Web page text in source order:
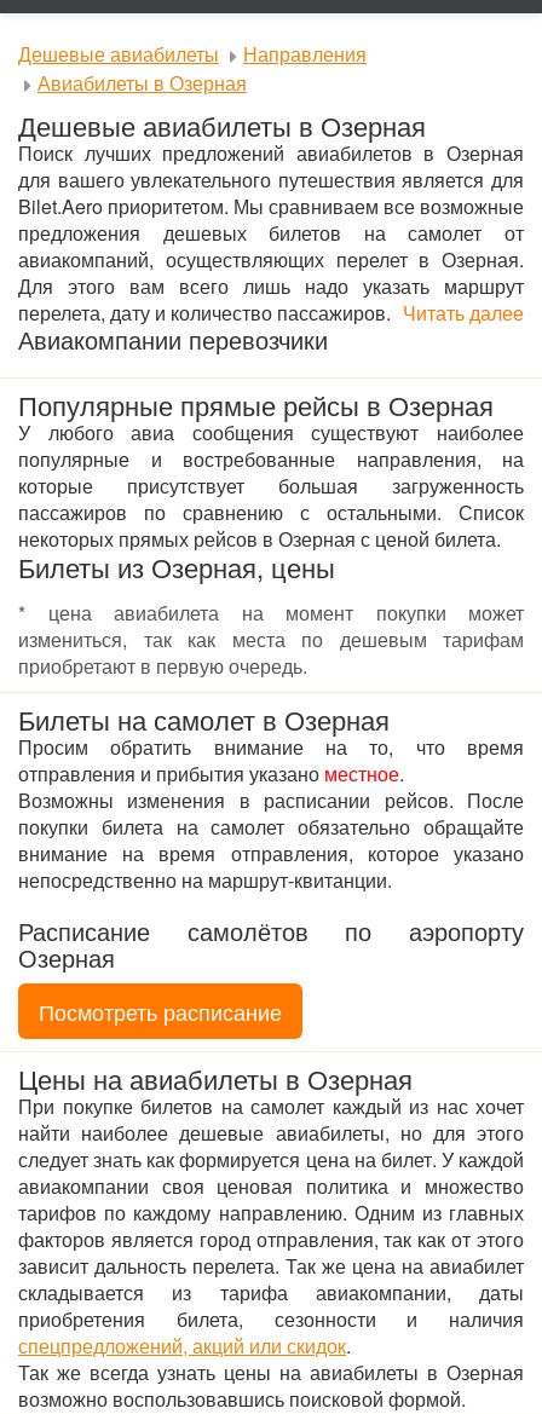
Дешевые авиабилеты
Направления
Авиабилеты в Озерная
Дешевые авиабилеты в Озерная
Поиск лучших предложений авиабилетов в Озерная
для вашего увлекательного путешествия является для
Bilet.Aero приоритетом. Мы сравниваем все возможные
предложения дешевых билетов на самолет от
авиакомпаний, осуществляющих перелет в Озерная.
Для этого вам всего лишь надо указать маршрут
перелета, дату и количество пассажиров. Читать далее
Авиакомпании перевозчики
Популярные прямые рейсы в Озерная
У любого авиа сообщения существуют наиболее
популярные и востребованные направления, на
которые присутствует большая загруженность
пассажиров по сравнению с остальными. Список
некоторых прямых рейсов в Озерная с ценой билета.
Билеты из Озерная, цены
* цена авиабилета на момент покупки может
измениться, так как места по дешевым тарифам
приобретают в первую очередь.
Билеты на самолет в Озерная
Просим обратить внимание на то, что время
отправления и прибытия указано местное.
Возможны изменения в расписании рейсов. После
покупки билета на самолет обязательно обращайте
внимание на время отправления, которое указано
непосредственно на маршрут-квитанции.
Расписание самолётов по аэропорту
Озерная
Посмотреть расписание
Цены на авиабилеты в Озерная
При покупке билетов на самолет каждый из нас хочет
найти наиболее дешевые авиабилеты, но для этого
следует знать как формируется цена на билет. У каждой
авиакомпании своя ценовая политика и множество
тарифов по каждому направлению. Одним из главных
факторов является город отправления, так как от этого
зависит дальность перелета. Так же цена на авиабилет
складывается из тарифа авиакомпании, даты
приобретения билета, сезонности и наличия
спецпредложений, акций или скидок.
Так же всегда узнать цены на авиабилеты в Озерная
возможно воспользовавшись поисковой формой.